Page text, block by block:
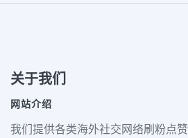
关于我们
网站介绍
我们提供各类海外社交网络刷粉点